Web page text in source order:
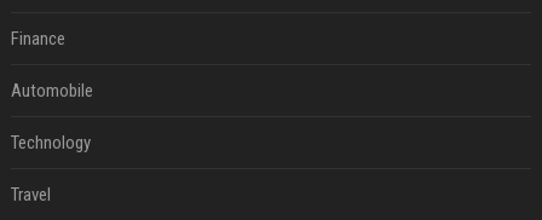
Finance
Automobile
Technology
Travel